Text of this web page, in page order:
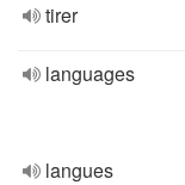
tirer
languages
langues